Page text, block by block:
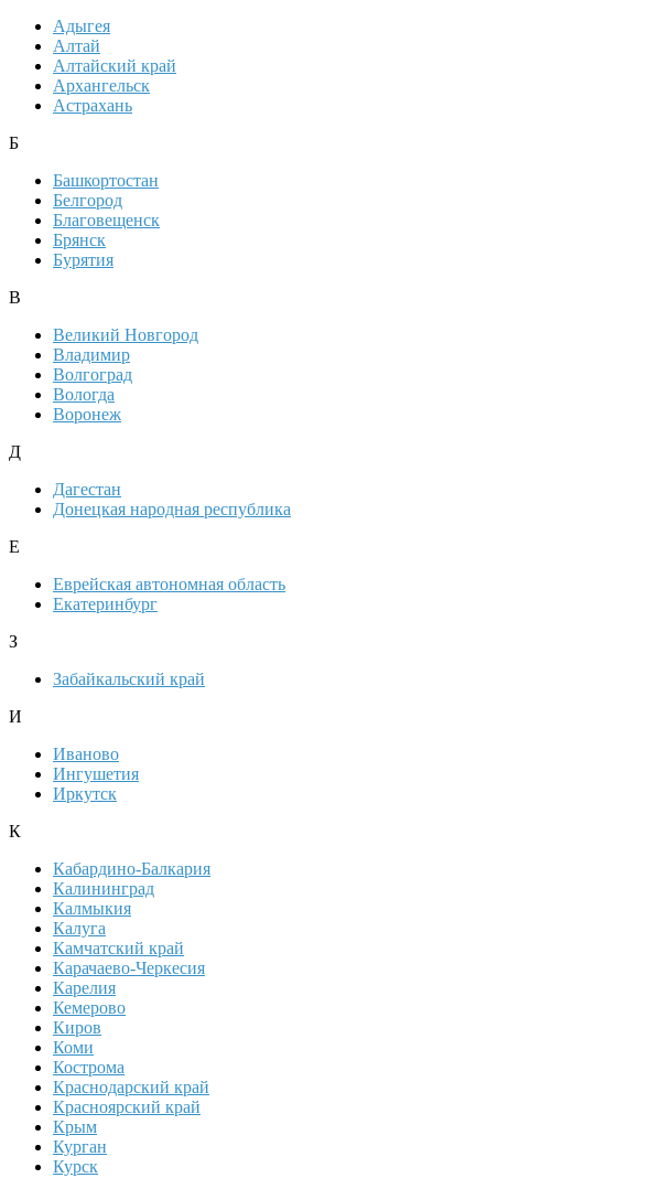
Адыгея
Алтай
Алтайский край
Архангельск
Астрахань
Б
Башкортостан
Белгород
Благовещенск
Брянск
Бурятия
В
Великий Новгород
Владимир
Волгоград
Вологда
Воронеж
Д
Дагестан
Донецкая народная республика
Е
Еврейская автономная область
Екатеринбург
З
Забайкальский край
И
Иваново
Ингушетия
Иркутск
К
Кабардино-Балкария
Калининград
Калмыкия
Калуга
Камчатский край
Карачаево-Черкесия
Карелия
Кемерово
Киров
Коми
Кострома
Краснодарский край
Красноярский край
Крым
Курган
Курск